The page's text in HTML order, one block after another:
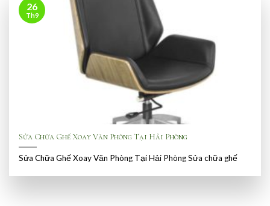
Sửa Chữa Ghế Xoay Văn Phòng Tại Hải Phòng
Sửa Chữa Ghế Xoay Văn Phòng Tại Hải Phòng Sửa chữa ghế
26
Th9